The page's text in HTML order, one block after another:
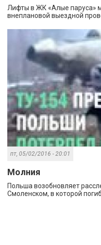
Лифты в ЖК «Алые паруса»
внеплановой выездной
пт, 05/02/2016 - 20:01
Молния
Польша возобновляет
Смоленском, в которой